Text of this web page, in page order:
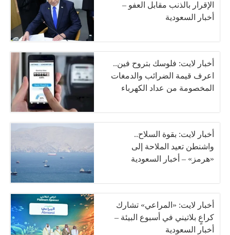
الإقرار بالذنب مقابل العفو –
أخبار السعودية
أخبار لايت: فلوسك بتروح فين..
اعرف قيمة الضرائب والدمغات
المخصومة من عداد الكهرباء
أخبار لايت: بقوة السلاح..
واشنطن تعيد الملاحة إلى
«هرمز» – أخبار السعودية
أخبار لايت: «المراعي» تشارك
كراعٍ بلاتيني في أسبوع البيئة –
أخبار السعودية